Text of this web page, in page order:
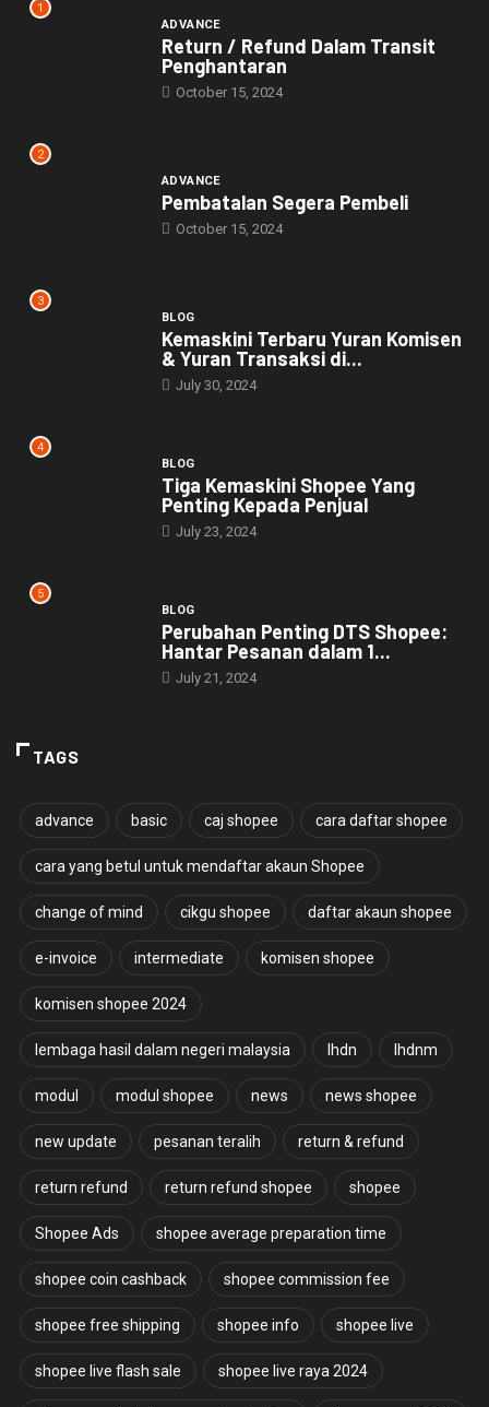
1
ADVANCE
Return / Refund Dalam Transit
Penghantaran
October 15, 2024
2
ADVANCE
Pembatalan Segera Pembeli
October 15, 2024
3
BLOG
Kemaskini Terbaru Yuran Komisen
& Yuran Transaksi di...
July 30, 2024
4
BLOG
Tiga Kemaskini Shopee Yang
Penting Kepada Penjual
July 23, 2024
5
BLOG
Perubahan Penting DTS Shopee:
Hantar Pesanan dalam 1...
July 21, 2024
TAGS
advance basic caj shopee cara daftar shopee
cara yang betul untuk mendaftar akaun Shopee
change of mind cikgu shopee daftar akaun shopee
e-invoice intermediate komisen shopee
komisen shopee 2024
lembaga hasil dalam negeri malaysia lhdn lhdnm
modul modul shopee news news shopee
new update pesanan teralih return & refund
return refund return refund shopee shopee
Shopee Ads shopee average preparation time
shopee coin cashback shopee commission fee
shopee free shipping shopee info shopee live
shopee live flash sale shopee live raya 2024